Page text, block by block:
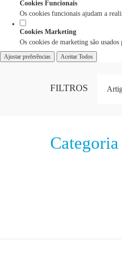
Cookies Funcionais
Os cookies funcionais ajudam a
Cookies Marketing
Os cookies de marketing são
Ajustar preferências Aceitar Todos
FILTROS